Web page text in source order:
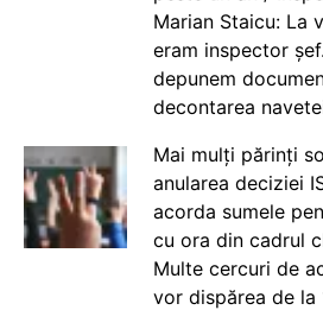
Marian Staicu: La
eram inspector
depunem
decontarea
Mai mulți părinți
anularea deciziei
acorda sumele
cu ora din cadrul
Multe cercuri de
vor dispărea de la